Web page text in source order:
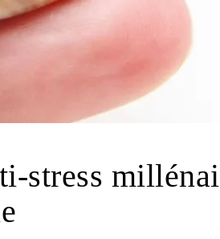
stress